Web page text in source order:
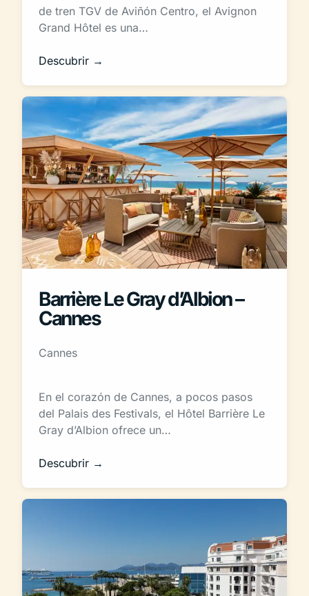
de tren TGV de Aviñón Centro, el Avignon
Grand Hôtel es una…
Descubrir →
Barrière Le Gray d’Albion –
Cannes
Cannes
En el corazón de Cannes, a pocos pasos
del Palais des Festivals, el Hôtel Barrière Le
Gray d’Albion ofrece un…
Descubrir →